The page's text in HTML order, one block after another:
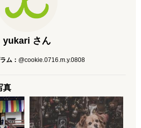
yukari さん
ム： @cookie.0716.m.y.0808
真